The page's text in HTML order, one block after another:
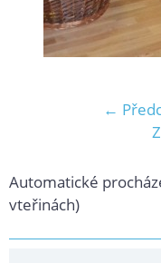
←
Automatické
vteřinách)